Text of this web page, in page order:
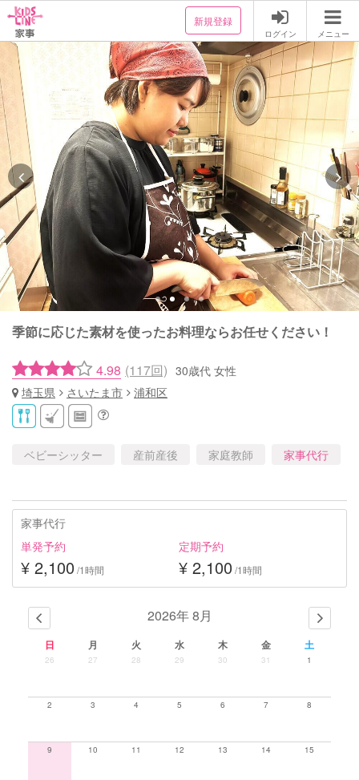
新規登録
ログイン メニュー
季節に応じた素材を使ったお料理ならお任せください！
4.98 (117回) 30歳代 女性
埼玉県
さいたま市 浦和区
ベビーシッター 産前産後 家庭教師 家事代行
家事代行
単発予約
¥ 2,100 /1時間
定期予約
¥ 2,100 /1時間
2026年 8月
日 月 火 水 木 金 土
26 27 28 29 30 31 1
2 3 4 5 6 7 8
9 10 11 12 13 14 15